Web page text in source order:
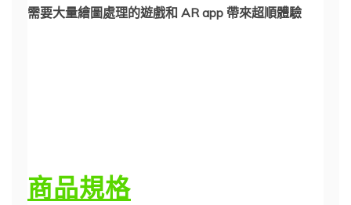
需要大量繪圖處理的遊戲和 AR app 帶來超順體驗
商品規格